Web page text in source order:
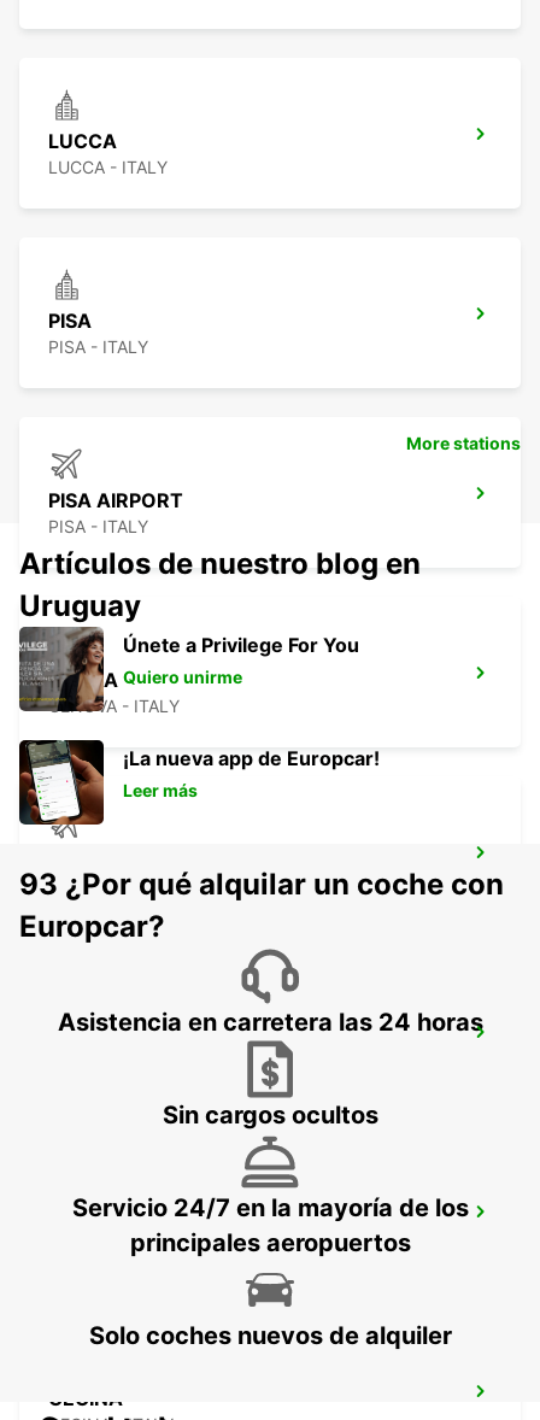
LUCCA
LUCCA - ITALY
PISA
PISA - ITALY
PISA AIRPORT
PISA - ITALY
GENOA
GENOVA - ITALY
GENOVA - ITALY
PARMA
SASSUOLO
SASSUOLO - ITALY
CECINA
More stations
Artículos de nuestro blog en
Uruguay
Únete a Privilege For You
Quiero unirme
¡La nueva app de Europcar!
Leer más
93 ¿Por qué alquilar un coche con
Europcar?
Asistencia en carretera las 24 horas
Sin cargos ocultos
Servicio 24/7 en la mayoría de los
principales aeropuertos
Solo coches nuevos de alquiler